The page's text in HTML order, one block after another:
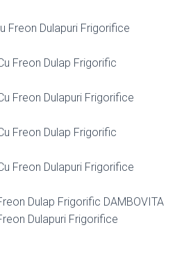
Freon Dulapuri Frigorifice
Freon Dulap Frigorific
Freon Dulapuri Frigorifice
Freon Dulap Frigorific
Freon Dulapuri Frigorifice
Dulap Frigorific DAMBOVITA
Dulapuri Frigorifice